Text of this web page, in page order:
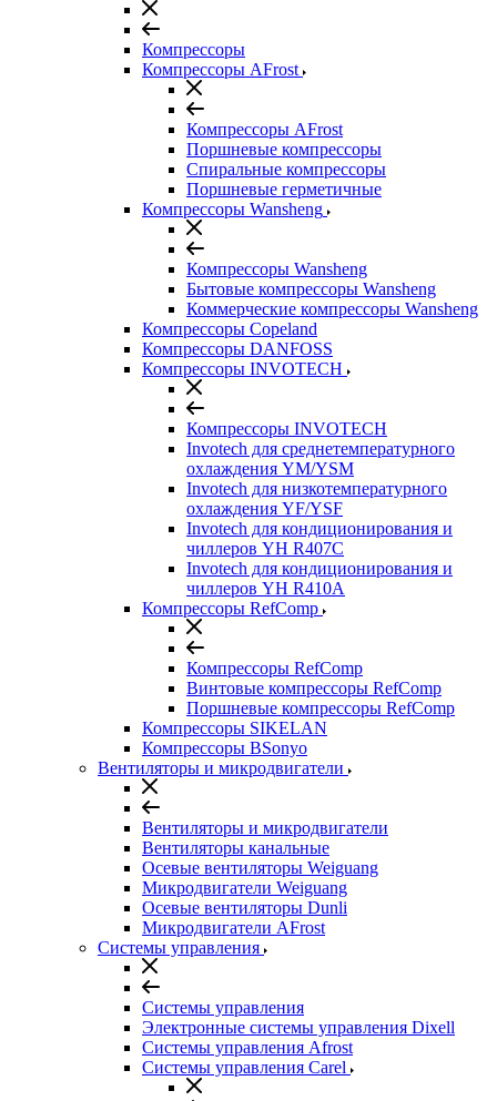
Компрессоры
Компрессоры AFrost
Компрессоры AFrost
Поршневые компрессоры
Спиральные компрессоры
Поршневые герметичные
Компрессоры Wansheng
Компрессоры Wansheng
Бытовые компрессоры Wansheng
Коммерческие компрессоры Wansheng
Компрессоры Copeland
Компрессоры DANFOSS
Компрессоры INVOTECH
Компрессоры INVOTECH
Invotech для среднетемпературного
охлаждения YM/YSM
Invotech для низкотемпературного
охлаждения YF/YSF
Invotech для кондиционирования и
чиллеров YH R407C
Invotech для кондиционирования и
чиллеров YH R410A
Компрессоры RefComp
Компрессоры RefComp
Винтовые компрессоры RefComp
Поршневые компрессоры RefComp
Компрессоры SIKELAN
Компрессоры BSonyo
Вентиляторы и микродвигатели
Вентиляторы и микродвигатели
Вентиляторы канальные
Осевые вентиляторы Weiguang
Микродвигатели Weiguang
Осевые вентиляторы Dunli
Микродвигатели AFrost
Системы управления
Системы управления
Электронные системы управления Dixell
Системы управления Afrost
Системы управления Carel